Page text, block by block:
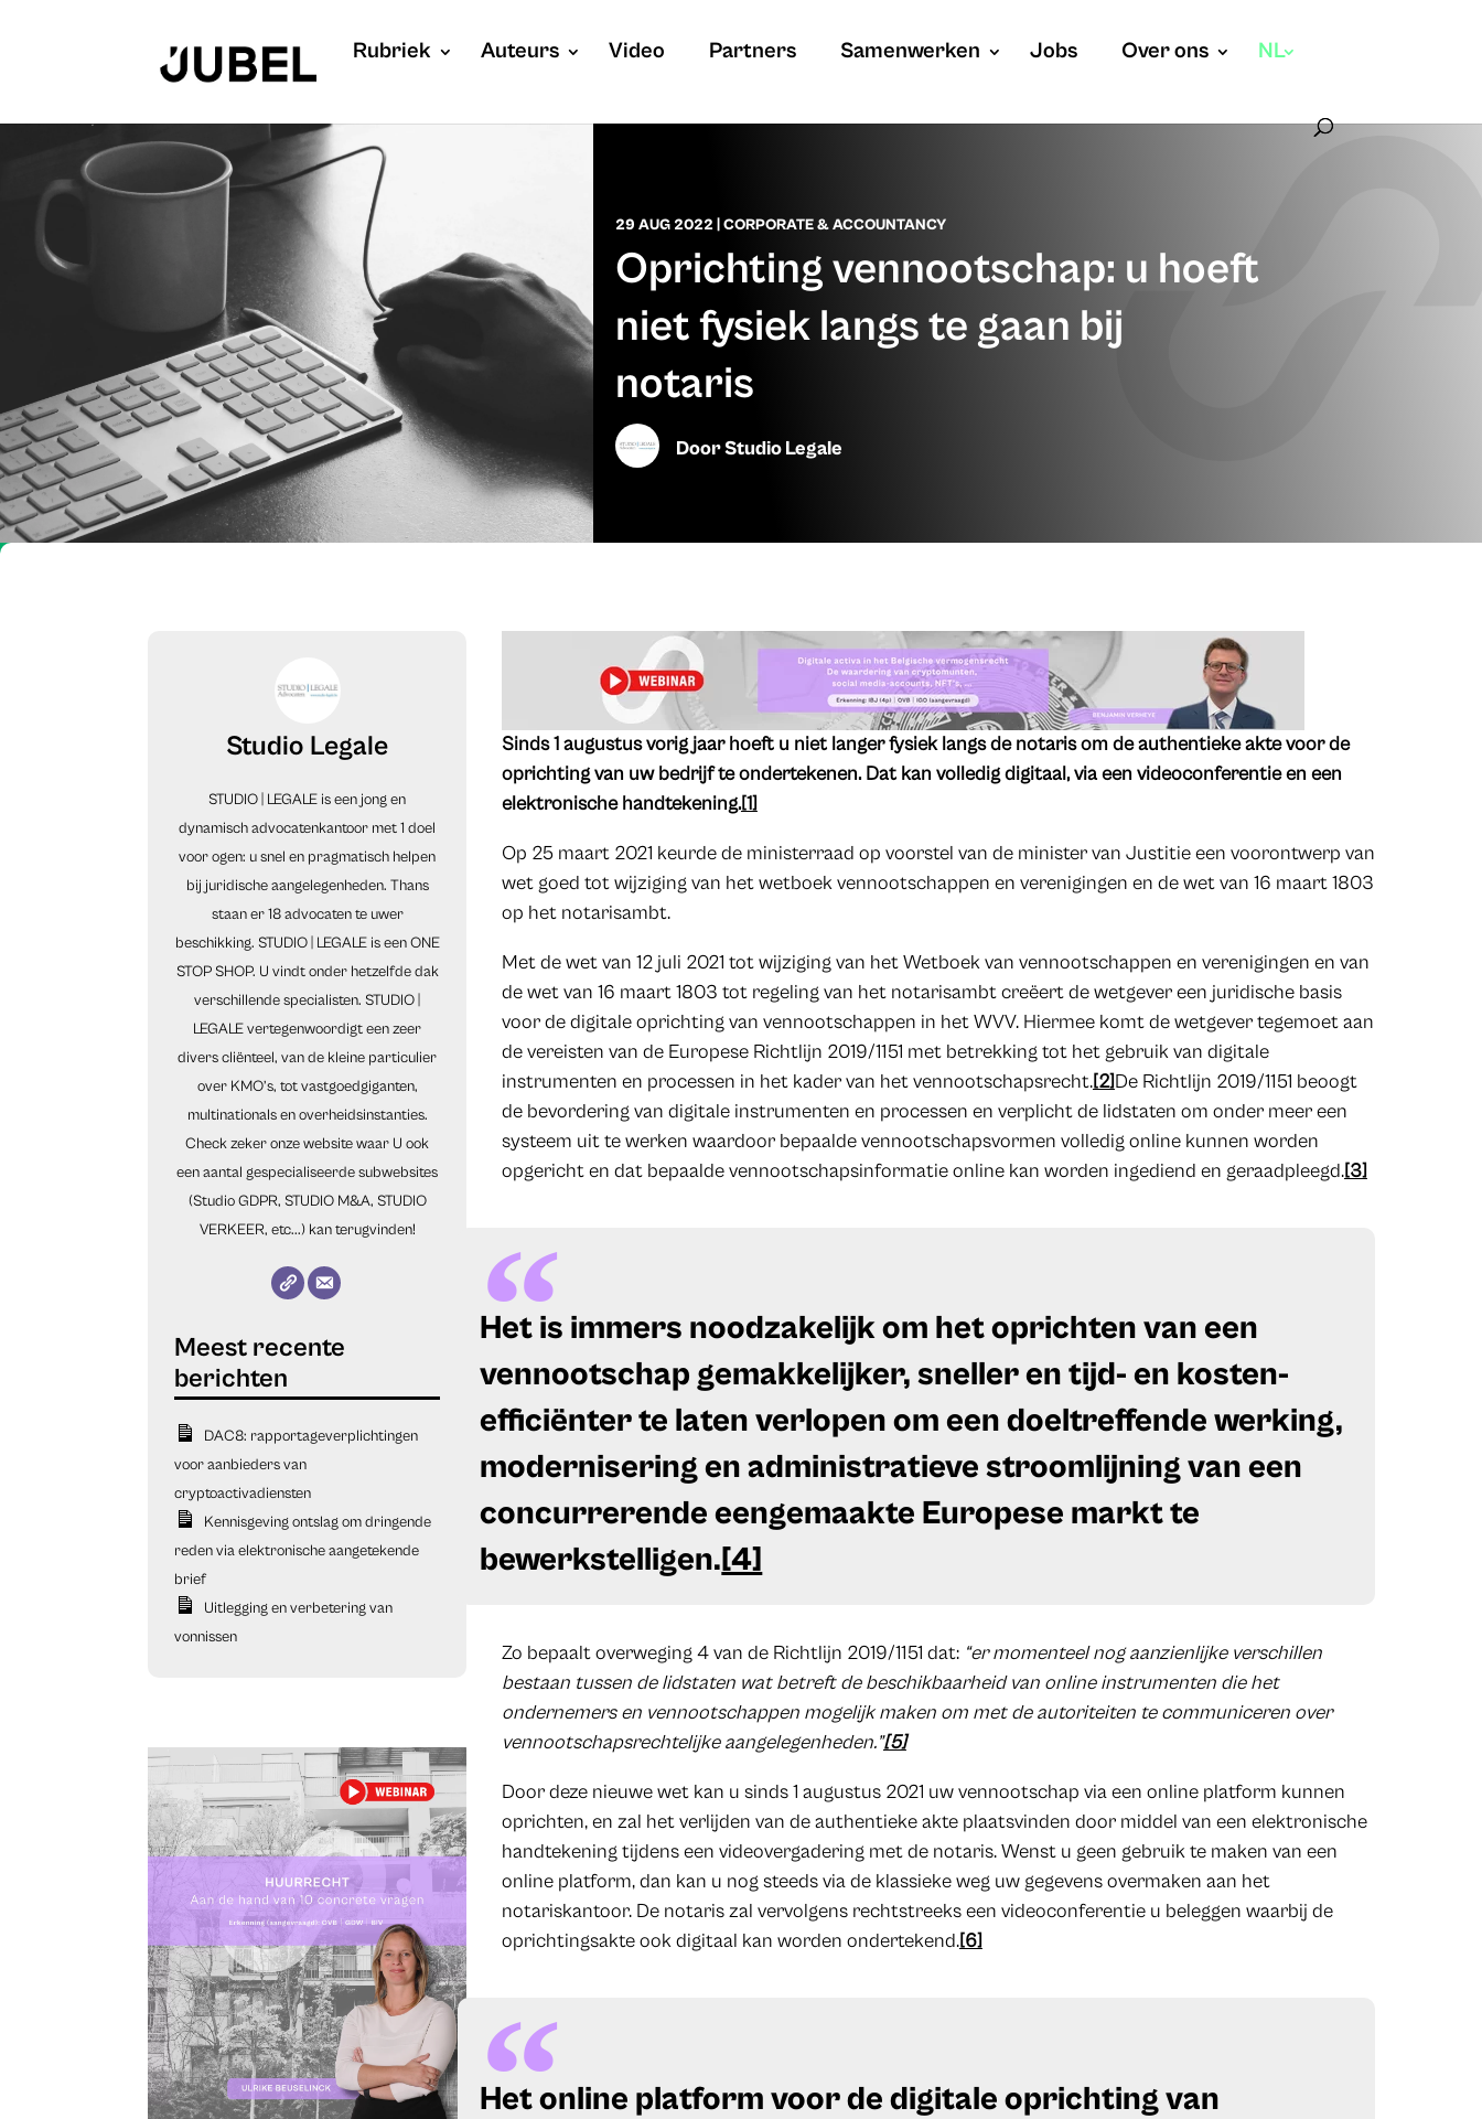
Rubriek Auteurs Video Partners Samenwerken Jobs Over ons NL
29 AUG 2022| CORPORATE & ACCOUNTANCY
Oprichting vennootschap: u hoeft
niet fysiek langs te gaan bij
notaris
DoorStudio Legale
Studio Legale
STUDIO | LEGALE is een jong en
dynamisch advocatenkantoor met 1 doel
voor ogen: u snel en pragmatisch helpen
bij juridische aangelegenheden. Thans
staan er 18 advocaten te uwer
beschikking. STUDIO | LEGALE is een ONE
STOP SHOP. U vindt onder hetzelfde dak
verschillende specialisten. STUDIO |
LEGALE vertegenwoordigt een zeer
divers cliënteel, van de kleine particulier
over KMO’s, tot vastgoedgiganten,
multinationals en overheidsinstanties.
Check zeker onze website waar U ook
een aantal gespecialiseerde subwebsites
(Studio GDPR, STUDIO M&A, STUDIO
VERKEER, etc...) kan terugvinden!
DAC8: rapportageverplichtingen
voor aanbieders van
cryptoactivadiensten
Kennisgeving ontslag om dringende
reden via elektronische aangetekende
brief
Uitlegging en verbetering van
vonnissen
Sinds 1 augustus vorig jaar hoeft u niet langer fysiek langs de notaris om de authentieke akte voor de
oprichting van uw bedrijf te ondertekenen. Dat kan volledig digitaal, via een videoconferentie en een
elektronische handtekening.[1]
Op 25 maart 2021 keurde de ministerraad op voorstel van de minister van Justitie een voorontwerp van
wet goed tot wijziging van het wetboek vennootschappen en verenigingen en de wet van 16 maart 1803
op het notarisambt.
Met de wet van 12 juli 2021 tot wijziging van het Wetboek van vennootschappen en verenigingen en van
de wet van 16 maart 1803 tot regeling van het notarisambt creëert de wetgever een juridische basis
voor de digitale oprichting van vennootschappen in het WVV. Hiermee komt de wetgever tegemoet aan
de vereisten van de Europese Richtlijn 2019/1151 met betrekking tot het gebruik van digitale
instrumenten en processen in het kader van het vennootschapsrecht.[2]De Richtlijn 2019/1151 beoogt
de bevordering van digitale instrumenten en processen en verplicht de lidstaten om onder meer een
systeem uit te werken waardoor bepaalde vennootschapsvormen volledig online kunnen worden
opgericht en dat bepaalde vennootschapsinformatie online kan worden ingediend en geraadpleegd.[3]
Het is immers noodzakelijk om het oprichten van een
vennootschap gemakkelijker, sneller en tijd- en kosten-
efficiënter te laten verlopen om een doeltreffende werking,
modernisering en administratieve stroomlijning van een
concurrerende eengemaakte Europese markt te
bewerkstelligen.[4]
Zo bepaalt overweging 4 van de Richtlijn 2019/1151 dat: “er momenteel nog aanzienlijke verschillen
bestaan tussen de lidstaten wat betreft de beschikbaarheid van online instrumenten die het
ondernemers en vennootschappen mogelijk maken om met de autoriteiten te communiceren over
vennootschapsrechtelijke aangelegenheden.”[5]
Door deze nieuwe wet kan u sinds 1 augustus 2021 uw vennootschap via een online platform kunnen
oprichten, en zal het verlijden van de authentieke akte plaatsvinden door middel van een elektronische
handtekening tijdens een videovergadering met de notaris. Wenst u geen gebruik te maken van een
online platform, dan kan u nog steeds via de klassieke weg uw gegevens overmaken aan het
notariskantoor. De notaris zal vervolgens rechtstreeks een videoconferentie u beleggen waarbij de
oprichtingsakte ook digitaal kan worden ondertekend.[6]
Het online platform voor de digitale oprichting van